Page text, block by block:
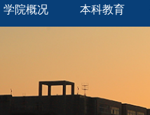
学院概况 本科教育